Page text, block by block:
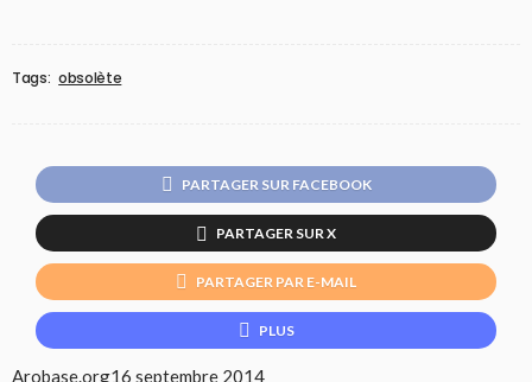
Tags: obsolète
PARTAGER SUR FACEBOOK
PARTAGER SUR X
PARTAGER PAR E-MAIL
PLUS
Arobase.org16 septembre 2014